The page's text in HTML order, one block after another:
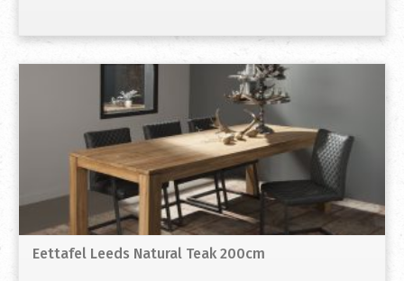
Eettafel Leeds Natural Teak 200cm